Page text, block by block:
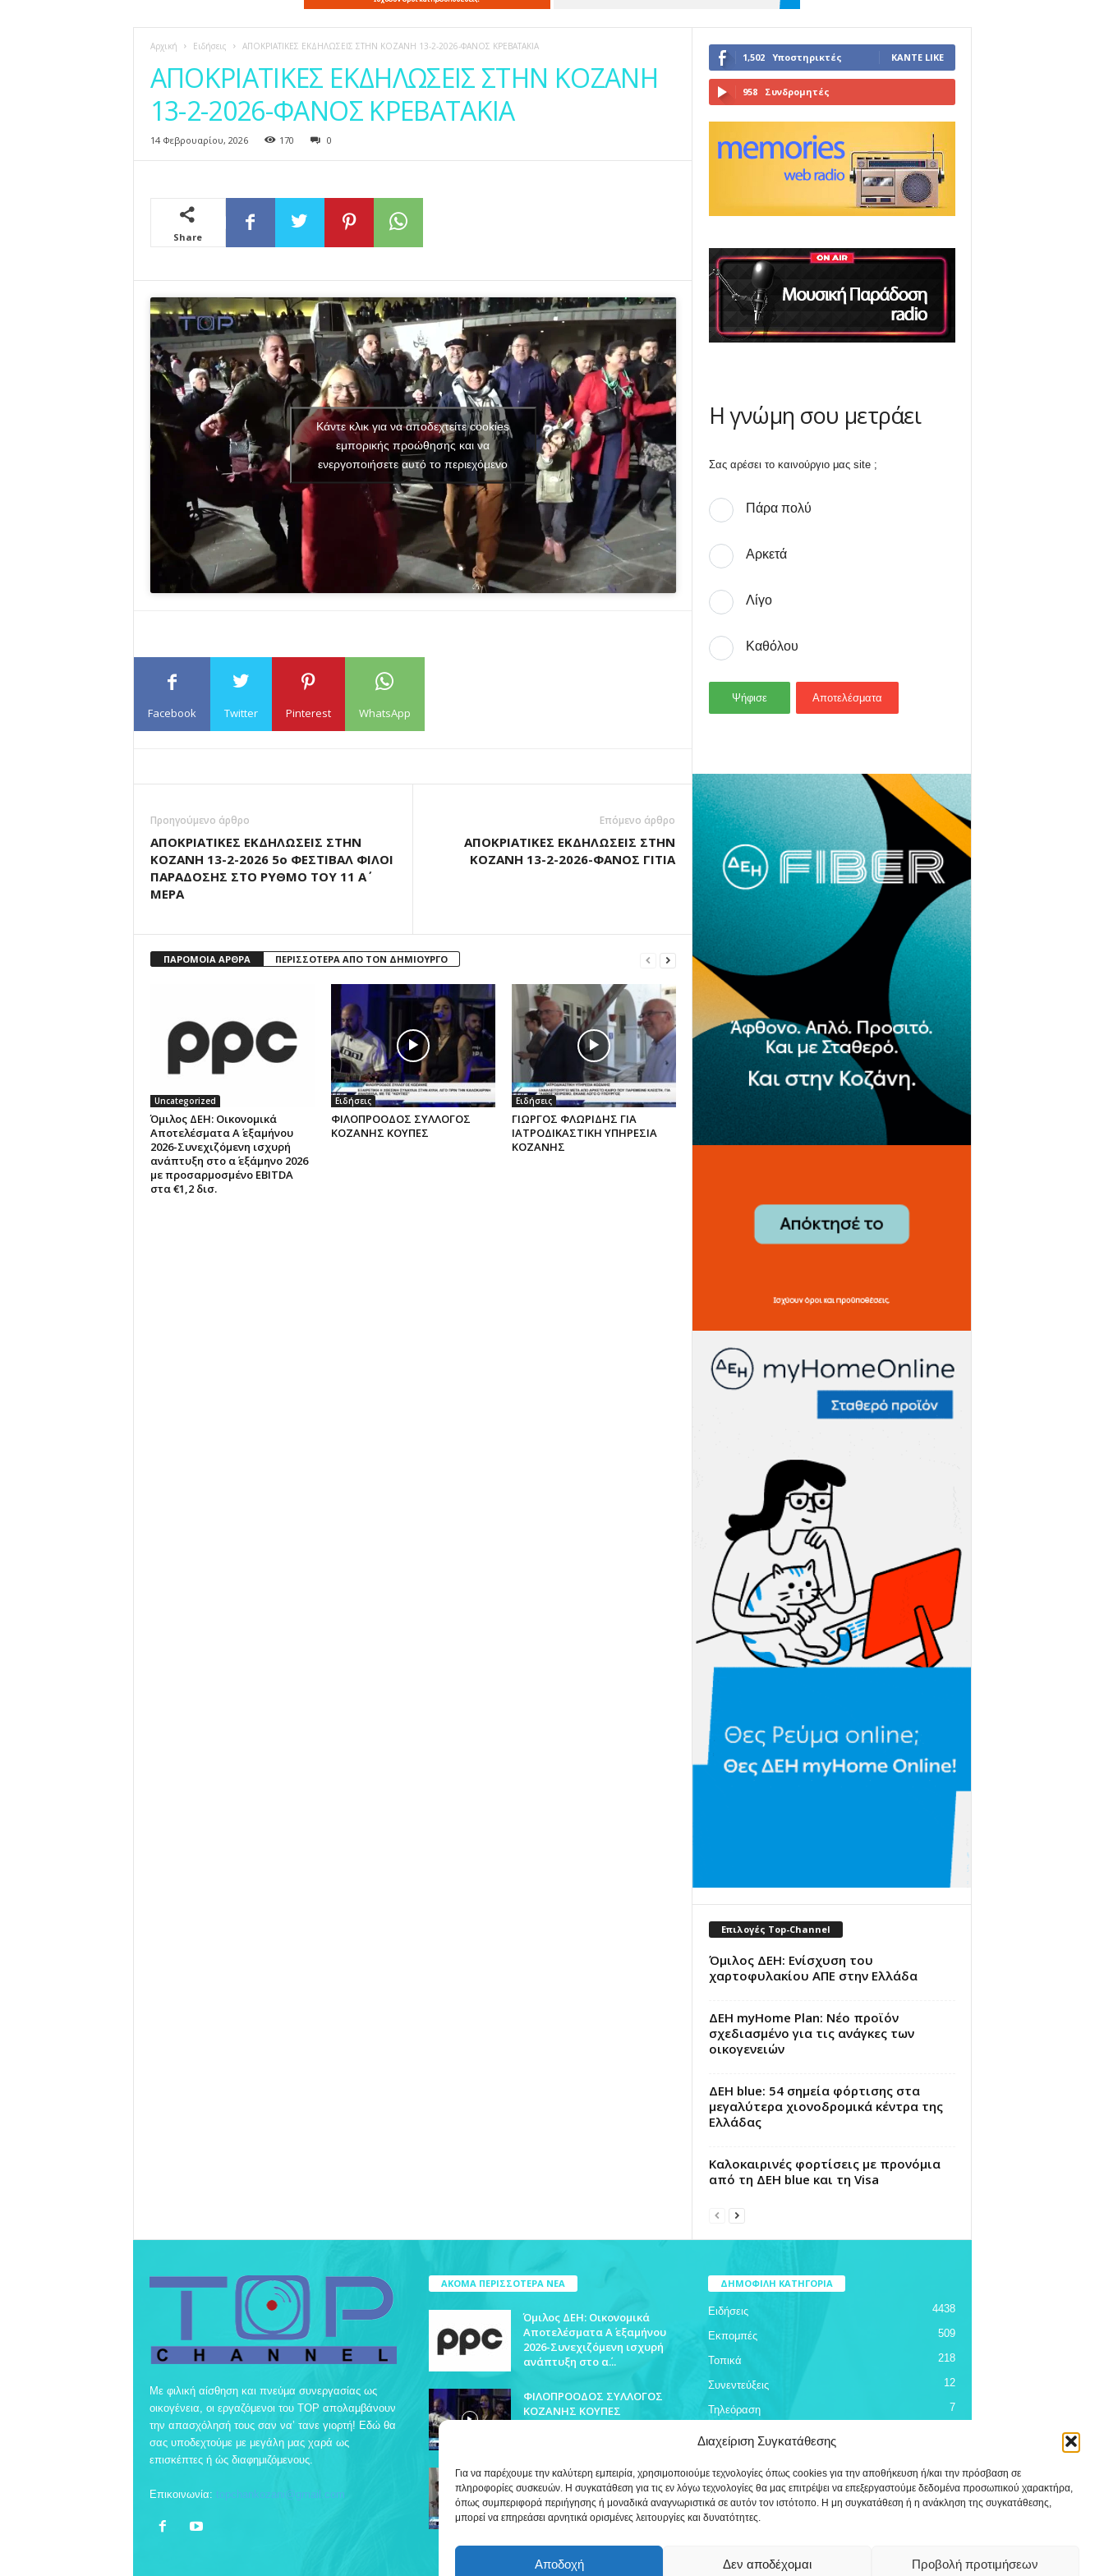
Διαχείριση Συγκατάθεσης
Για να παρέχουμε την καλύτερη εμπειρία, χρησιμοποιούμε τεχνολογίες όπως cookies για την αποθήκευση ή/και την πρόσβαση σε
πληροφορίες συσκευών. Η συγκατάθεση για τις εν λόγω τεχνολογίες θα μας επιτρέψει να επεξεργαστούμε δεδομένα προσωπικού χαρακτήρα,
όπως συμπεριφορά περιήγησης ή μοναδικά αναγνωριστικά σε αυτόν τον ιστότοπο. Η μη συγκατάθεση ή η ανάκληση της συγκατάθεσης,
μπορεί να επηρεάσει αρνητικά ορισμένες λειτουργίες και δυνατότητες.
Αποδοχή Δεν αποδέχομαι Προβολή προτιμήσεων
ς
Αρχική Ειδήσεις ΑΠΟΚΡΙΑΤΙΚΕΣ ΕΚΔΗΛΩΣΕΙΣ ΣΤΗΝ ΚΟΖΑΝΗ 13-2-2026-ΦΑΝΟΣ ΚΡΕΒΑΤΑΚΙΑ
ΑΠΟΚΡΙΑΤΙΚΕΣ ΕΚΔΗΛΩΣΕΙΣ ΣΤΗΝ ΚΟΖΑΝΗ
13-2-2026-ΦΑΝΟΣ ΚΡΕΒΑΤΑΚΙΑ
14 Φεβρουαρίου, 2026 170 0
Share
Κάντε κλικ για να αποδεχτείτε cookies
εμπορικής προώθησης και να
ενεργοποιήσετε αυτό το περιεχόμενο
Facebook Twitter Pinterest WhatsApp
Προηγούμενο άρθρο
ΑΠΟΚΡΙΑΤΙΚΕΣ ΕΚΔΗΛΩΣΕΙΣ ΣΤΗΝ
ΚΟΖΑΝΗ 13-2-2026 5ο ΦΕΣΤΙΒΑΛ ΦΙΛΟΙ
ΠΑΡΑΔΟΣΗΣ ΣΤΟ ΡΥΘΜΟ ΤΟΥ 11 Α΄
ΜΕΡΑ
Επόμενο άρθρο
ΑΠΟΚΡΙΑΤΙΚΕΣ ΕΚΔΗΛΩΣΕΙΣ ΣΤΗΝ
ΚΟΖΑΝΗ 13-2-2026-ΦΑΝΟΣ ΓΙΤΙΑ
ΠΑΡΟΜΟΙΑ ΑΡΘΡΑ ΠΕΡΙΣΣΟΤΕΡΑ ΑΠΟ ΤΟΝ ΔΗΜΙΟΥΡΓΟ
Uncategorized
Όμιλος ΔΕΗ: Οικονομικά
Αποτελέσματα Α΄ εξαμήνου
2026-Συνεχιζόμενη ισχυρή
ανάπτυξη στο α΄ εξάμηνο 2026
με προσαρμοσμένο EBITDA
στα €1,2 δισ.
Ειδήσεις
ΦΙΛΟΠΡΟΟΔΟΣ ΣΥΛΛΟΓΟΣ
ΚΟΖΑΝΗΣ ΚΟΥΠΕΣ
Ειδήσεις
ΓΙΩΡΓΟΣ ΦΛΩΡΙΔΗΣ ΓΙΑ
ΙΑΤΡΟΔΙΚΑΣΤΙΚΗ ΥΠΗΡΕΣΙΑ
ΚΟΖΑΝΗΣ
1,502 Υποστηρικτές ΚΆΝΤΕ LIKE
958 Συνδρομητές
ΓΊΝΕΤΕ ΣΥΝΔΡΟΜΗΤΉΣ
Η γνώμη σου μετράει
Σας αρέσει το καινούργιο μας site ;
Πάρα πολύ
Αρκετά
Λίγο
Καθόλου
Ψήφισε Αποτελέσματα
- Advertisement -
Επιλογές Top-Channel
Όμιλος ΔΕΗ: Ενίσχυση του
χαρτοφυλακίου ΑΠΕ στην Ελλάδα
ΔΕΗ myHome Plan: Νέο προϊόν
σχεδιασμένο για τις ανάγκες των
οικογενειών
ΔΕΗ blue: 54 σημεία φόρτισης στα
μεγαλύτερα χιονοδρομικά κέντρα της
Ελλάδας
Καλοκαιρινές φορτίσεις με προνόμια
από τη ΔΕΗ blue και τη Visa
Με φιλική αίσθηση και πνεύμα συνεργασίας ως
οικογένεια, οι εργαζόμενοι του TOP απολαμβάνουν
την απασχόλησή τους σαν να’ τανε γιορτή! Εδώ θα
σας υποδεχτούμε με μεγάλη μας χαρά ως
επισκέπτες ή ώς διαφημιζόμενους.
Επικοινωνία: topchankozani@gmail.com
ΑΚΟΜΑ ΠΕΡΙΣΣΟΤΕΡΑ ΝΕΑ
Όμιλος ΔΕΗ: Οικονομικά
Αποτελέσματα Α΄ εξαμήνου
2026-Συνεχιζόμενη ισχυρή
ανάπτυξη στο α΄...
ΦΙΛΟΠΡΟΟΔΟΣ ΣΥΛΛΟΓΟΣ
ΚΟΖΑΝΗΣ ΚΟΥΠΕΣ
ΓΙΩΡΓΟΣ ΦΛΩΡΙΔΗΣ ΓΙΑ
ΙΑΤΡΟΔΙΚΑΣΤΙΚΗ ΥΠΗΡΕΣΙΑ
ΚΟΖΑΝΗΣ
ΔΗΜΟΦΙΛΗ ΚΑΤΗΓΟΡΙΑ
Ειδήσεις 4438
Εκπομπές 509
Τοπικά 218
Συνεντεύξεις 12
Τηλεόραση 7